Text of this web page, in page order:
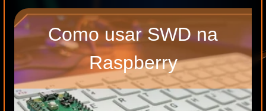
Como usar SWD na
Raspberry